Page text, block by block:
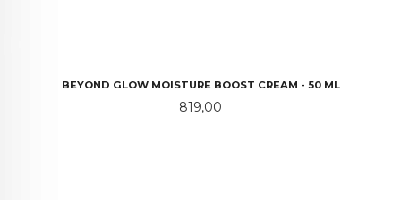
BEYOND GLOW MOISTURE BOOST CREAM - 50 ML
Pris
819,00